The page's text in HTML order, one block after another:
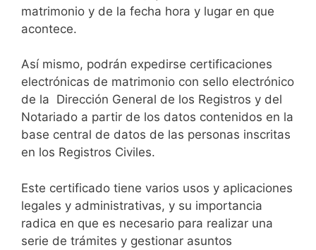
matrimonio y de la fecha hora y lugar en que
acontece.
Así mismo, podrán expedirse certificaciones
electrónicas de matrimonio con sello electrónico
de la Dirección General de los Registros y del
Notariado a partir de los datos contenidos en la
base central de datos de las personas inscritas
en los Registros Civiles.
Este certificado tiene varios usos y aplicaciones
legales y administrativas, y su importancia
radica en que es necesario para realizar una
serie de trámites y gestionar asuntos